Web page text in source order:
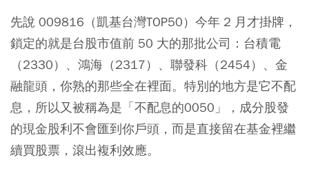
先說 009816（凱基台灣TOP50）今年 2 月才掛牌，
鎖定的就是台股市值前 50 大的那批公司：台積電
（2330）、鴻海（2317）、聯發科（2454）、金
融龍頭，你熟的那些全在裡面。特別的地方是它不配
息，所以又被稱為是「不配息的0050」，成分股發
的現金股利不會匯到你戶頭，而是直接留在基金裡繼
續買股票，滾出複利效應。